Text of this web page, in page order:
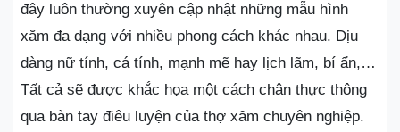
đây luôn thường xuyên cập nhật những mẫu hình
xăm đa dạng với nhiều phong cách khác nhau. Dịu
dàng nữ tính, cá tính, mạnh mẽ hay lịch lãm, bí ẩn,…
Tất cả sẽ được khắc họa một cách chân thực thông
qua bàn tay điêu luyện của thợ xăm chuyên nghiệp.